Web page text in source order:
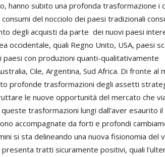
hanno subito una profonda trasformazione i
del nocciolo dei paesi tradizionali
degli acquisti da parte dei nuovi paesi
occidentale, quali Regno Unito, USA, paesi
con produzioni quanti-qualitativamente
Cile, Argentina, Sud Africa. Di fronte al
profonde trasformazioni degli assetti
le nuove opportunità del mercato che
trasformazioni lungi dall'aver esaurito il
accompagnate da forti e profondi
si sta delineando una nuova fisionomia del
tratti sicuramente positivi, quali